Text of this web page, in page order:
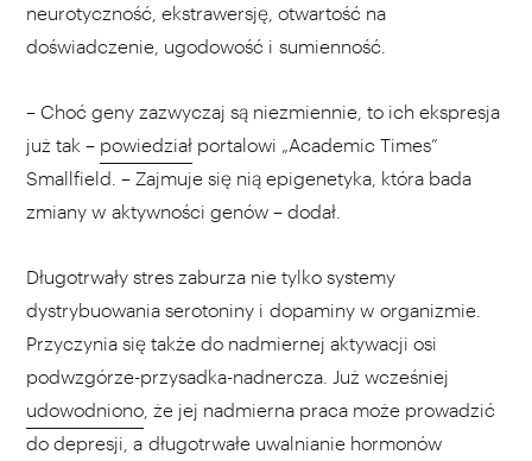
neurotyczność, ekstrawersję, otwartość na
doświadczenie, ugodowość i sumienność.
– Choć geny zazwyczaj są niezmiennie, to ich ekspresja
już tak – powiedział portalowi „Academic Times”
Smallfield. – Zajmuje się nią epigenetyka, która bada
zmiany w aktywności genów – dodał.
Długotrwały stres zaburza nie tylko systemy
dystrybuowania serotoniny i dopaminy w organizmie.
Przyczynia się także do nadmiernej aktywacji osi
podwzgórze-przysadka-nadnercza. Już wcześniej
udowodniono , że jej nadmierna praca może prowadzić
do depresji, a długotrwałe uwalnianie hormonów